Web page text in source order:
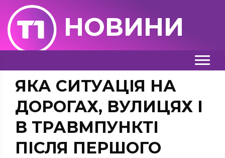
НОВИНИ
ЯКА СИТУАЦІЯ НА
ДОРОГАХ, ВУЛИЦЯХ І
В ТРАВМПУНКТІ
ПІСЛЯ ПЕРШОГО